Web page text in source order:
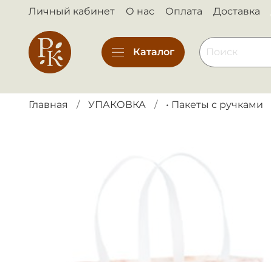
Личный кабинет О нас Оплата Доставка
Каталог
Главная УПАКОВКА • Пакеты с ручками